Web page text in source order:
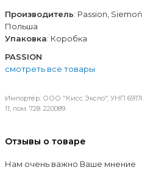
Производитель: Passion,
Польша
Упаковка: Коробка
PASSION
смотреть все товары
Импортёр: ООО "Кисс Экспо", УНП
11, пом. 728. 220089
Отзывы о товаре
Нам очень важно Ваше мнение